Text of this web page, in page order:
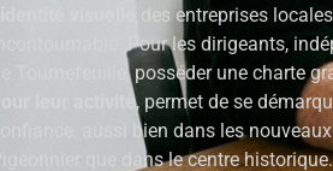
des entreprises
incontournable. Pour les dirigeants,
de Tournefeuille, posséder une charte
pour leur activité, permet de se
confiance, aussi bien dans les
Pigeonnier que dans le centre